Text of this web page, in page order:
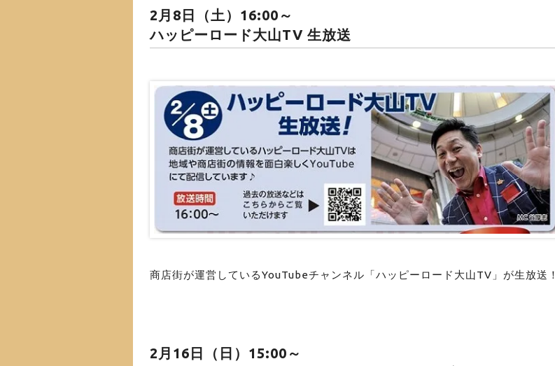
2月8日（土）16:00～
ハッピーロード大山TV 生放送
商店街が運営しているYouTubeチャンネル「ハッピーロード大山TV」が生放送！
2月16日（日）15:00～